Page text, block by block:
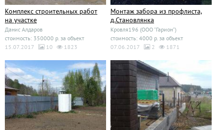
Комплекс строительных работ
на участке
Данис Алдаров
стоимость: 350000 р. за объект
15.07.2017
10 1823
Монтаж забора из профлиста,
д.Становлянка
Кровля196 (ООО "Гарион")
стоимость: 4000 р. за объект
07.06.2017
2 1871